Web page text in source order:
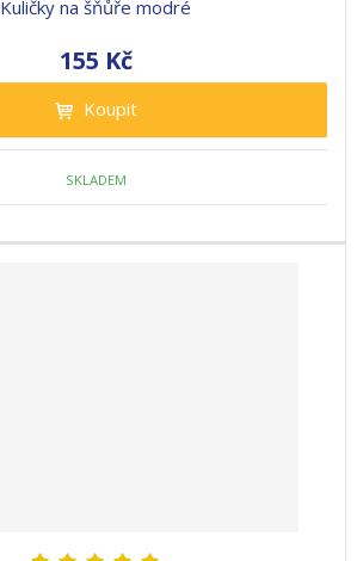
Kuličky na šňůře modré
155 Kč
Koupit
SKLADEM